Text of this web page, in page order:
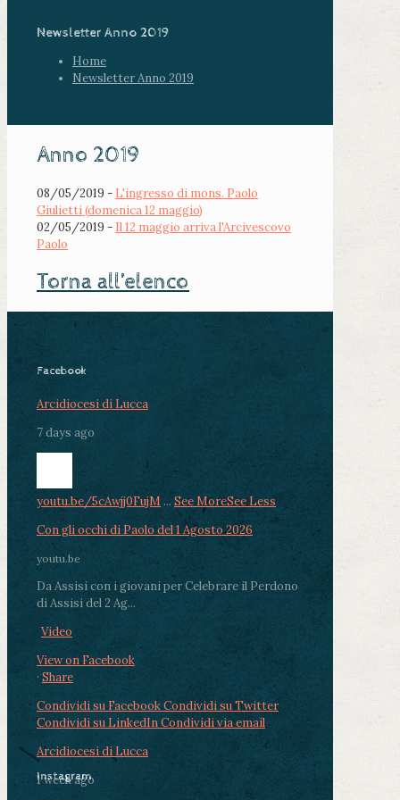
Newsletter Anno 2019
Home
Newsletter Anno 2019
Anno 2019
08/05/2019 - L'ingresso di mons. Paolo
Giulietti (domenica 12 maggio)
02/05/2019 - Il 12 maggio arriva l'Arcivescovo
Paolo
Torna all’elenco
Facebook
Arcidiocesi di Lucca
7 days ago
youtu.be/5cAwjj0FujM ... See MoreSee Less
Con gli occhi di Paolo del 1 Agosto 2026
youtu.be
Da Assisi con i giovani per Celebrare il Perdono
di Assisi del 2 Ag...
Video
View on Facebook
· Share
Condividi su FacebookCondividi su Twitter
Condividi su LinkedInCondividi via email
Arcidiocesi di Lucca
1 week ago
Instagram